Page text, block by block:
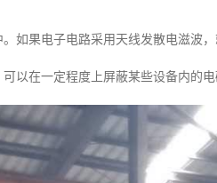
如果电子电路采用天线发散电滋波
以在一定程度上屏蔽某些设备内的电